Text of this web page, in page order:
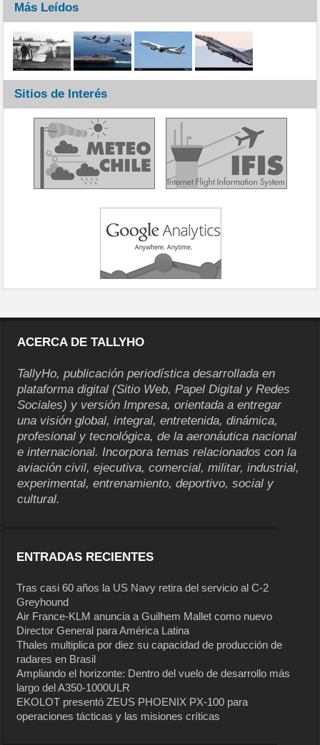
Más Leídos
Sitios de Interés
ACERCA DE TALLYHO
TallyHo, publicación periodística desarrollada en
plataforma digital (Sitio Web, Papel Digital y Redes
Sociales) y versión Impresa, orientada a entregar
una visión global, integral, entretenida, dinámica,
profesional y tecnológica, de la aeronáutica nacional
e internacional. Incorpora temas relacionados con la
aviación civil, ejecutiva, comercial, militar, industrial,
experimental, entrenamiento, deportivo, social y
cultural.
ENTRADAS RECIENTES
Tras casi 60 años la US Navy retira del servicio al C-2
Greyhound
Air France-KLM anuncia a Guilhem Mallet como nuevo
Director General para América Latina
Thales multiplica por diez su capacidad de producción de
radares en Brasil
Ampliando el horizonte: Dentro del vuelo de desarrollo más
largo del A350-1000ULR
EKOLOT presentó ZEUS PHOENIX PX-100 para
operaciones tácticas y las misiones críticas